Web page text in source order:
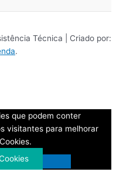
Técnica | Criado por:
.
que podem conter
visitantes para melhorar